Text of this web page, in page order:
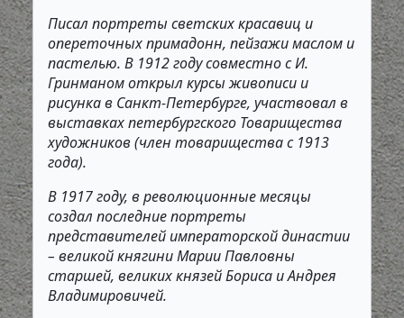
Писал портреты светских красавиц и
опереточных примадонн, пейзажи маслом и
пастелью. В 1912 году совместно с И.
Гринманом открыл курсы живописи и
рисунка в Санкт-Петербурге, участвовал в
выставках петербургского Товарищества
художников (член товарищества с 1913
года).
В 1917 году, в революционные месяцы
создал последние портреты
представителей императорской династии
– великой княгини Марии Павловны
старшей, великих князей Бориса и Андрея
Владимировичей.